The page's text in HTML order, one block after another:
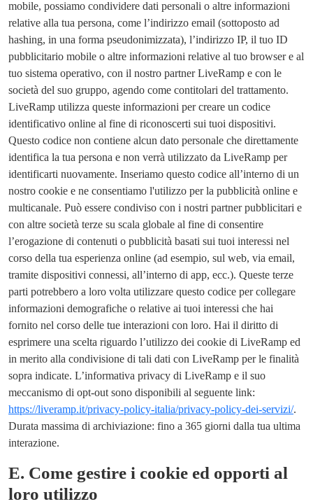
mobile, possiamo condividere dati personali o altre informazioni
relative alla tua persona, come l’indirizzo email (sottoposto ad
hashing, in una forma pseudonimizzata), l’indirizzo IP, il tuo ID
pubblicitario mobile o altre informazioni relative al tuo browser e al
tuo sistema operativo, con il nostro partner LiveRamp e con le
società del suo gruppo, agendo come contitolari del trattamento.
LiveRamp utilizza queste informazioni per creare un codice
identificativo online al fine di riconoscerti sui tuoi dispositivi.
Questo codice non contiene alcun dato personale che direttamente
identifica la tua persona e non verrà utilizzato da LiveRamp per
identificarti nuovamente. Inseriamo questo codice all’interno di un
nostro cookie e ne consentiamo l'utilizzo per la pubblicità online e
multicanale. Può essere condiviso con i nostri partner pubblicitari e
con altre società terze su scala globale al fine di consentire
l’erogazione di contenuti o pubblicità basati sui tuoi interessi nel
corso della tua esperienza online (ad esempio, sul web, via email,
tramite dispositivi connessi, all’interno di app, ecc.). Queste terze
parti potrebbero a loro volta utilizzare questo codice per collegare
informazioni demografiche o relative ai tuoi interessi che hai
fornito nel corso delle tue interazioni con loro. Hai il diritto di
esprimere una scelta riguardo l’utilizzo dei cookie di LiveRamp ed
in merito alla condivisione di tali dati con LiveRamp per le finalità
sopra indicate. L’informativa privacy di LiveRamp e il suo
meccanismo di opt-out sono disponibili al seguente link:
https://liveramp.it/privacy-policy-italia/privacy-policy-dei-servizi/.
Durata massima di archiviazione: fino a 365 giorni dalla tua ultima
interazione.
E. Come gestire i cookie ed opporti al
loro utilizzo